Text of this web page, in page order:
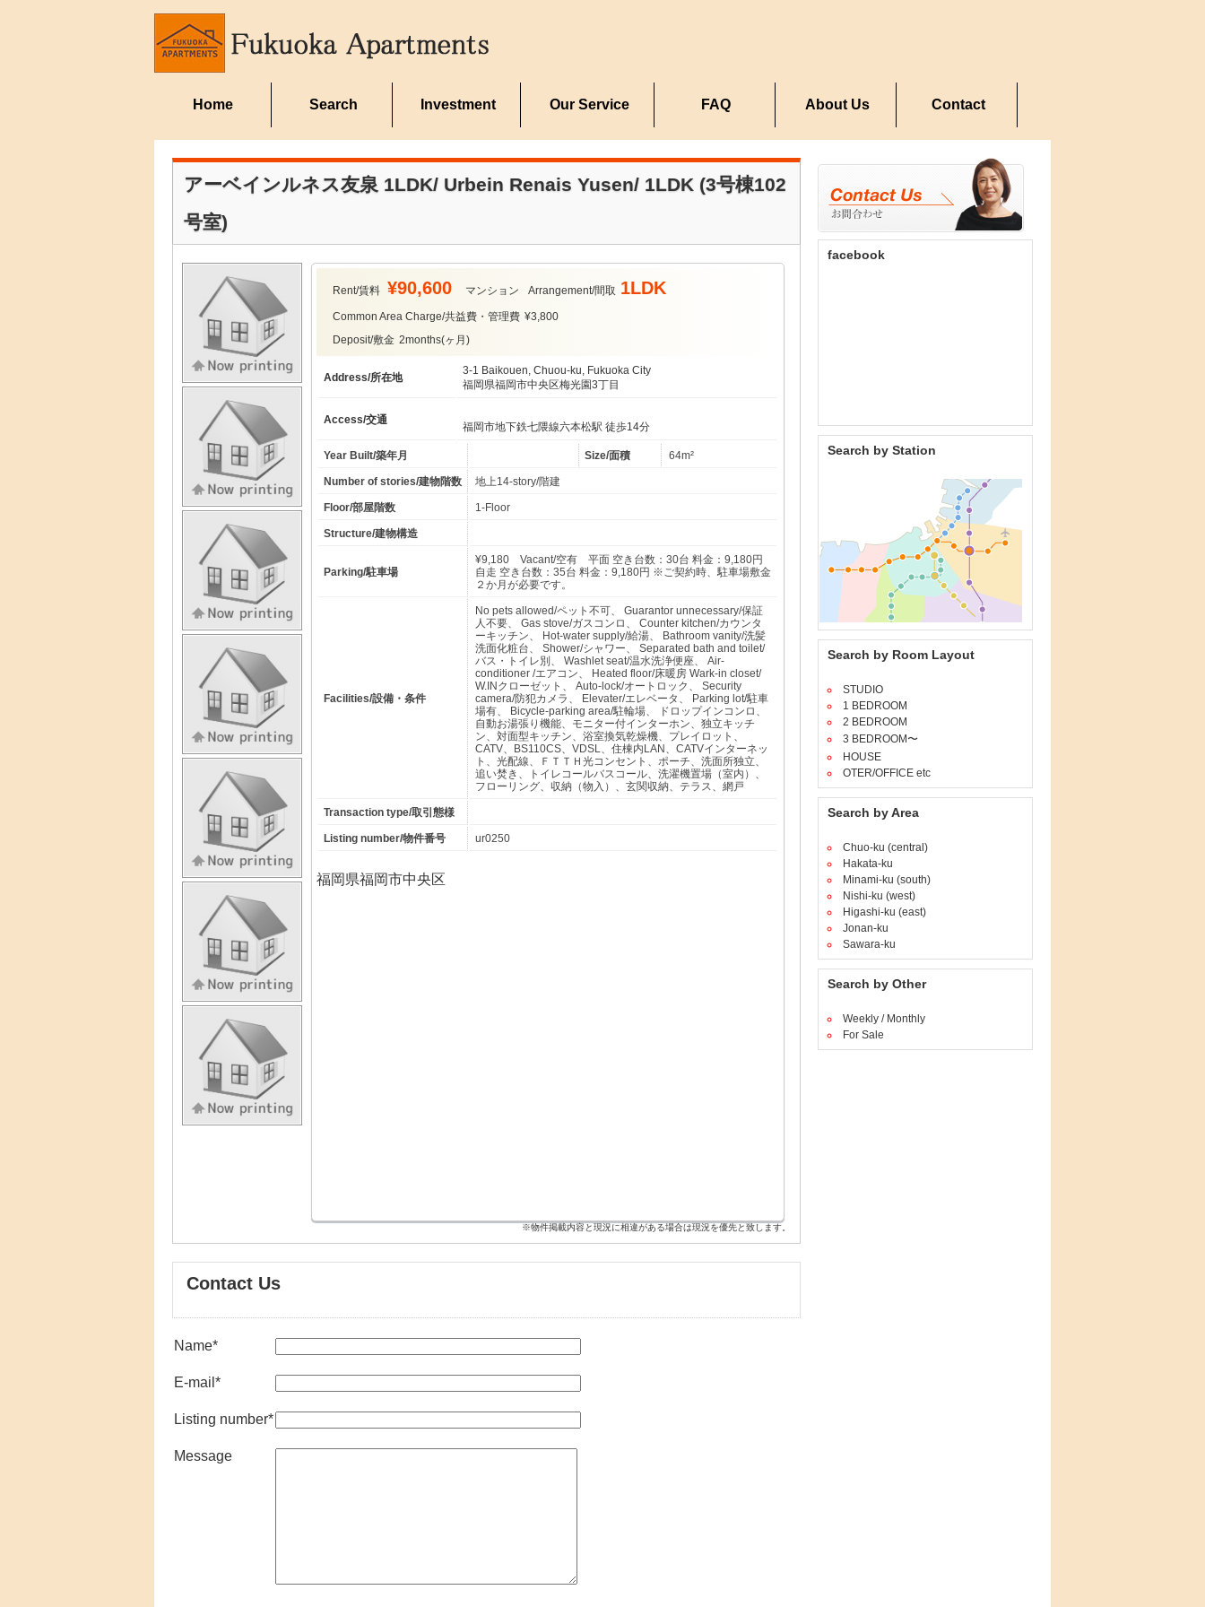
Home Search Investment Our Service FAQ About Us Contact
アーベインルネス友泉 1LDK/ Urbein Renais Yusen/ 1LDK (3号棟102
号室)
Rent/賃料 ¥90,600 マンション Arrangement/間取 1LDK
Common Area Charge/共益費・管理費 ¥3,800
Deposit/敷金 2months(ヶ月)
Address/所在地
3-1 Baikouen, Chuou-ku, Fukuoka City
福岡県福岡市中央区梅光園3丁目
Access/交通
福岡市地下鉄七隈線六本松駅 徒歩14分
Year Built/築年月 Size/面積 64m²
Number of stories/建物階数 地上14-story/階建
Floor/部屋階数 1-Floor
Structure/建物構造
Parking/駐車場
¥9,180 Vacant/空有 平面 空き台数：30台 料金：9,180円
自走 空き台数：35台 料金：9,180円 ※ご契約時、駐車場敷金
２か月が必要です。
Facilities/設備・条件
No pets allowed/ペット不可、 Guarantor unnecessary/保証
人不要、 Gas stove/ガスコンロ、 Counter kitchen/カウンタ
ーキッチン、 Hot-water supply/給湯、 Bathroom vanity/洗髪
洗面化粧台、 Shower/シャワー、 Separated bath and toilet/
バス・トイレ別、 Washlet seat/温水洗浄便座、 Air-
conditioner /エアコン、 Heated floor/床暖房 Wark-in closet/
W.INクローゼット、 Auto-lock/オートロック、 Security
camera/防犯カメラ、 Elevater/エレベータ、 Parking lot/駐車
場有、 Bicycle-parking area/駐輪場、 ドロップインコンロ、
自動お湯張り機能、モニター付インターホン、独立キッチ
ン、対面型キッチン、浴室換気乾燥機、プレイロット、
CATV、BS110CS、VDSL、住棟内LAN、CATVインターネッ
ト、光配線、ＦＴＴＨ光コンセント、ポーチ、洗面所独立、
追い焚き、トイレコールバスコール、洗濯機置場（室内）、
フローリング、収納（物入）、玄関収納、テラス、網戸
Transaction type/取引態様
Listing number/物件番号 ur0250
福岡県福岡市中央区
※物件掲載内容と現況に相違がある場合は現況を優先と致します。
Contact Us
Name*
E-mail *
Listing number*
Message
facebook
Search by Station
Search by Room Layout
STUDIO
1 BEDROOM
2 BEDROOM
3 BEDROOM〜
HOUSE
OTER/OFFICE etc
Search by Area
Chuo-ku (central)
Hakata-ku
Minami-ku (south)
Nishi-ku (west)
Higashi-ku (east)
Jonan-ku
Sawara-ku
Search by Other
Weekly / Monthly
For Sale